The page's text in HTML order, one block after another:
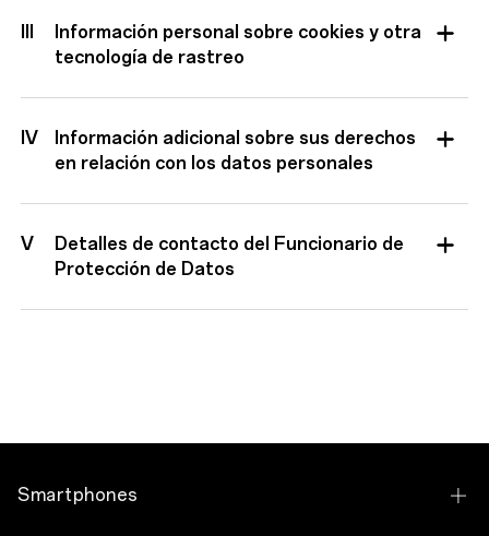
Información personal sobre cookies y otra
tecnología de rastreo
IV
Información adicional sobre sus derechos
en relación con los datos personales
V
Detalles de contacto del Funcionario de
Protección de Datos
Smartphones